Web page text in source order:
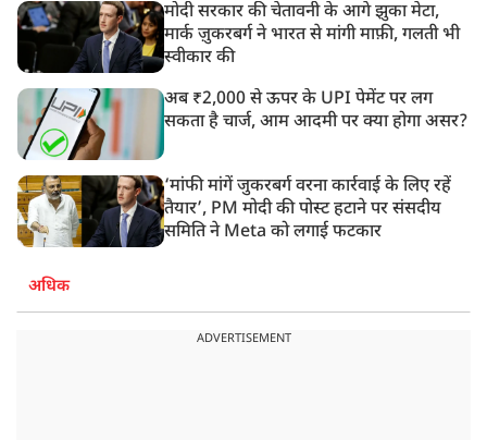
मोदी सरकार की चेतावनी के आगे झुका मेटा,
मार्क ज़ुकरबर्ग ने भारत से मांगी माफ़ी, गलती भी
स्वीकार की
अब ₹2,000 से ऊपर के UPI पेमेंट पर लग
सकता है चार्ज, आम आदमी पर क्या होगा असर?
‘मांफी मांगें जुकरबर्ग वरना कार्रवाई के लिए रहें
तैयार’, PM मोदी की पोस्ट हटाने पर संसदीय
समिति ने Meta को लगाई फटकार
अधिक
ADVERTISEMENT